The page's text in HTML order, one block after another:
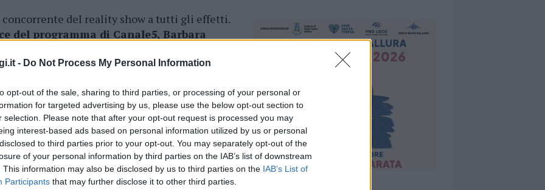
- Do Not Process My Personal Information
opt-out of the sale, sharing to third parties, or processing of your personal or
for targeted advertising by us, please use the below opt-out section to
selection. Please note that after your opt-out request is processed you may
interest-based ads based on personal information utilized by us or personal
to third parties prior to your opt-out. You may separately opt-out of the
of your personal information by third parties on the IAB’s list of downstream
This information may also be disclosed by us to third parties on the IAB’s List of
Participants that may further disclose it to other third parties.
concorrente del reality show a tutti gli effetti.
del programma di Canale5, Barbara
la data precisa del rientro di
il suo rientro nel programma.
cliccandoqui